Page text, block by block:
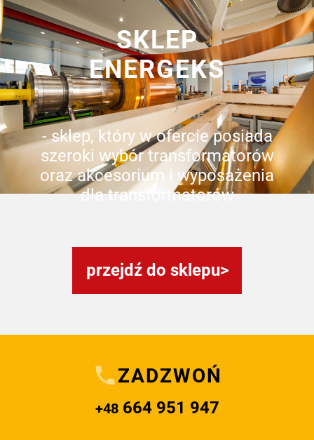
SKLEP
ENERGEKS
- sklep, który w ofercie posiada
szeroki wybór transformatorów
oraz akcesorium i wyposażenia
dla transformatorów
przejdź do sklepu
ZADZWOŃ
+48664 951 947